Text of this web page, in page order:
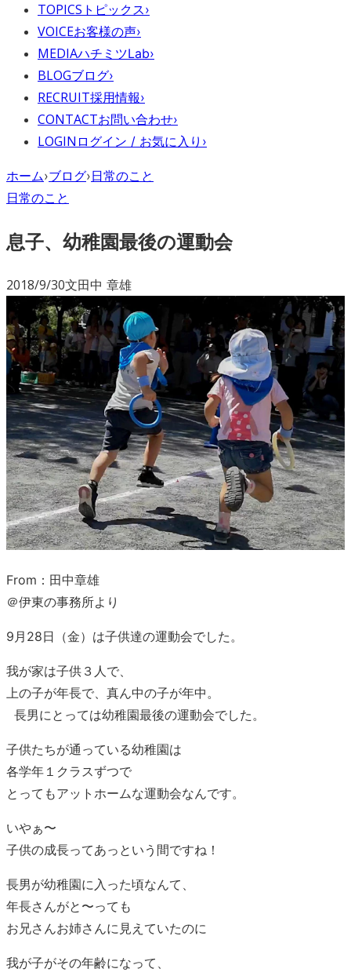
TOPICS トピックス›
VOICEお客様の声›
MEDIAハチミツLab›
BLOGブログ›
RECRUIT採用情報›
CONTACTお問い合わせ›
LOGIN ログイン / お気に入り ›
ホーム›ブログ›日常のこと
日常のこと
息子、幼稚園最後の運動会
2018/9/30文田中 章雄
From：田中章雄
＠伊東の事務所より
9月28日（金）は子供達の運動会でした。
我が家は子供３人で、
上の子が年長で、真ん中の子が年中。
長男にとっては幼稚園最後の運動会でした。
子供たちが通っている幼稚園は
各学年１クラスずつで
とってもアットホームな運動会なんです。
いやぁ〜
子供の成長ってあっという間ですね！
長男が幼稚園に入った頃なんて、
年長さんがと〜っても
お兄さんお姉さんに見えていたのに
我が子がその年齢になって、